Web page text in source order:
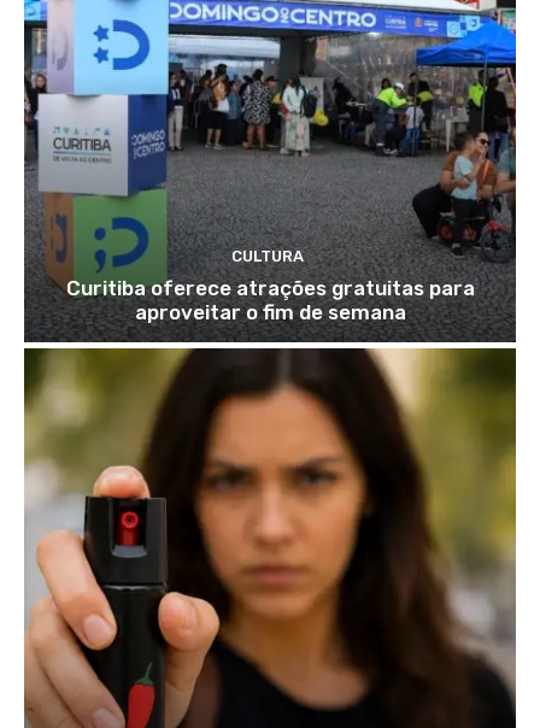
CULTURA
Curitiba oferece atrações gratuitas para
aproveitar o fim de semana